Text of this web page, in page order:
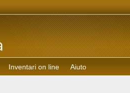
Inventari on line Aiuto